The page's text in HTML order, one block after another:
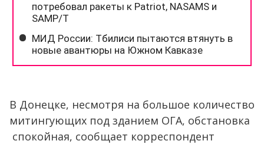
В Донецке, несмотря на большое количество
митингующих под зданием ОГА, обстановка
спокойная, сообщает корреспондент